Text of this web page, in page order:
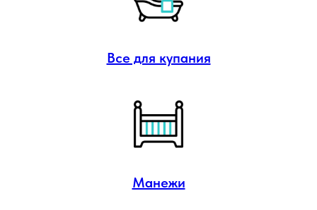
Все для купания
Манежи